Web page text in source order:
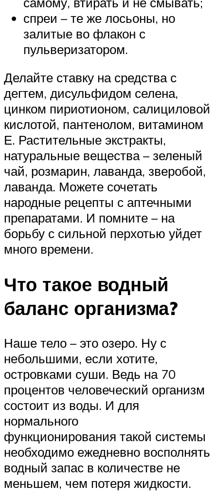
спреи – те же лосьоны, но
залитые во флакон с
пульверизатором.
Делайте ставку на средства с
дегтем, дисульфидом селена,
цинком пириотионом, салициловой
кислотой, пантенолом, витамином
Е. Растительные экстракты,
натуральные вещества – зеленый
чай, розмарин, лаванда, зверобой,
лаванда. Можете сочетать
народные рецепты с аптечными
препаратами. И помните – на
борьбу с сильной перхотью уйдет
много времени.
Что такое водный
баланс организма?
Наше тело – это озеро. Ну с
небольшими, если хотите,
островками суши. Ведь на 70
процентов человеческий организм
состоит из воды. И для
нормального
функционирования такой системы
необходимо ежедневно восполнять
водный запас в количестве не
меньшем, чем потеря жидкости.